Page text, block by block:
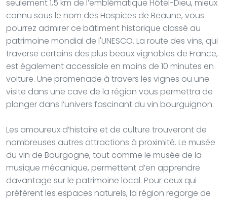
seulement 1,5 km de l’emblématique Hôtel-Dieu, mieux
connu sous le nom des Hospices de Beaune, vous
pourrez admirer ce bâtiment historique classé au
patrimoine mondial de l'UNESCO. La route des vins, qui
traverse certains des plus beaux vignobles de France,
est également accessible en moins de 10 minutes en
voiture. Une promenade à travers les vignes ou une
visite dans une cave de la région vous permettra de
plonger dans l’univers fascinant du vin bourguignon.
Les amoureux d’histoire et de culture trouveront de
nombreuses autres attractions à proximité. Le musée
du vin de Bourgogne, tout comme le musée de la
musique mécanique, permettent d’en apprendre
davantage sur le patrimoine local. Pour ceux qui
préfèrent les espaces naturels, la région regorge de